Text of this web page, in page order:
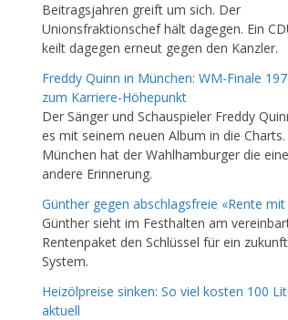
Beitragsjahren greift um sich. Der
Unionsfraktionschef hält dagegen. Ein
keilt dagegen erneut gegen den Kanzler.
Freddy Quinn in München: WM-Finale
zum Karriere-Höhepunkt
Der Sänger und Schauspieler Freddy
es mit seinem neuen Album in die Charts.
München hat der Wahlhamburger die
andere Erinnerung.
Günther gegen abschlagsfreie «Rente mit
Günther sieht im Festhalten am
Rentenpaket den Schlüssel für ein
System.
Heizölpreise sinken: So viel kosten 100
aktuell